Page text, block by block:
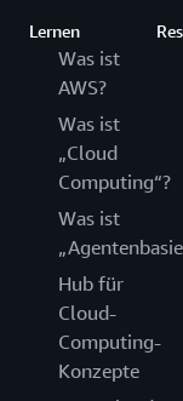
Lernen
Was ist
AWS?
Was ist
„Cloud
Computing“?
Was ist
Hub für
Cloud-
Computing-
Konzepte